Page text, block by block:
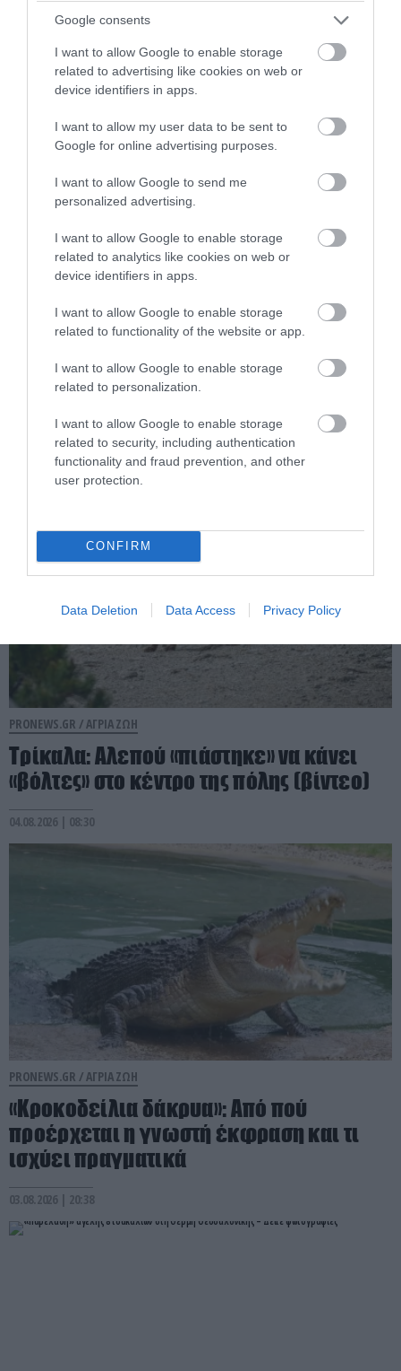
Google consents
I want to allow Google to enable storage
related to advertising like cookies on web or
device identifiers in apps.
I want to allow my user data to be sent to
Google for online advertising purposes.
I want to allow Google to send me
personalized advertising.
I want to allow Google to enable storage
related to analytics like cookies on web or
device identifiers in apps.
I want to allow Google to enable storage
related to functionality of the website or app.
I want to allow Google to enable storage
related to personalization.
I want to allow Google to enable storage
related to security, including authentication
functionality and fraud prevention, and other
user protection.
CONFIRM
Data Deletion Data Access Privacy Policy
το πένθος θηλυκού δελφινιού: Κουβαλά
επί μέρες το νεκρό μικρό της!
04.08.2026 | 10:34
Σπάνια «ψαριά» για δύο αδέρφια στο
Κέιπ Κοντ: Έπιασαν καρχαρία «τίγρη» – Η
εμφάνισή του προκαλεί ερωτήματα
04.08.2026 | 09:49
PRONEWS.GR /ΑΓΡΙΑ ΖΩΗ
Τρίκαλα: Aλεπού «πιάστηκε» να κάνει
«βόλτες» στο κέντρο της πόλης (βίντεο)
04.08.2026 | 08:30
PRONEWS.GR /ΑΓΡΙΑ ΖΩΗ
«Κροκοδείλια δάκρυα»: Από πού
προέρχεται η γνωστή έκφραση και τι
ισχύει πραγματικά
03.08.2026 | 20:38